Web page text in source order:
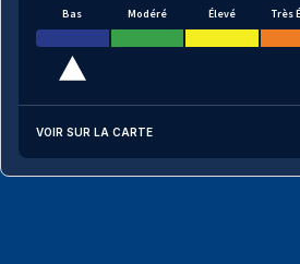
Bas Modéré Élevé Très
VOIR SUR LA CARTE